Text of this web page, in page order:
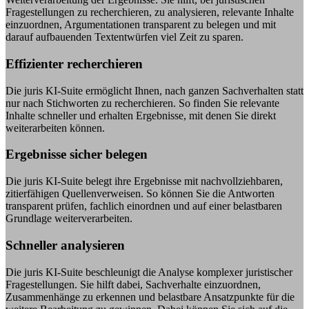
Fragestellungen zu recherchieren, zu analysieren, relevante Inhalte
einzuordnen, Argumentationen transparent zu belegen und mit
darauf aufbauenden Textentwürfen viel Zeit zu sparen.
Effizienter recherchieren
Die juris KI-Suite ermöglicht Ihnen, nach ganzen Sachverhalten statt
nur nach Stichworten zu recherchieren. So finden Sie relevante
Inhalte schneller und erhalten Ergebnisse, mit denen Sie direkt
weiterarbeiten können.
Ergebnisse sicher belegen
Die juris KI-Suite belegt ihre Ergebnisse mit nachvollziehbaren,
zitierfähigen Quellenverweisen. So können Sie die Antworten
transparent prüfen, fachlich einordnen und auf einer belastbaren
Grundlage weiterverarbeiten.
Schneller analysieren
Die juris KI-Suite beschleunigt die Analyse komplexer juristischer
Fragestellungen. Sie hilft dabei, Sachverhalte einzuordnen,
Zusammenhänge zu erkennen und belastbare Ansatzpunkte für die